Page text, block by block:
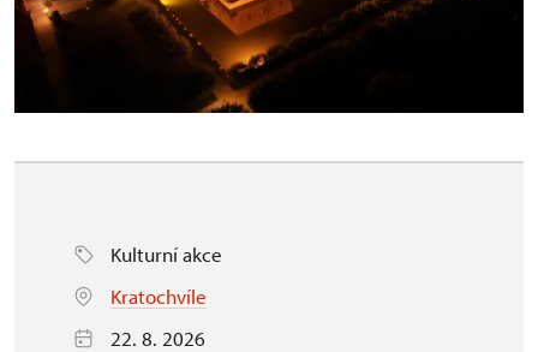
Kulturní akce
Kratochvíle
22. 8. 2026